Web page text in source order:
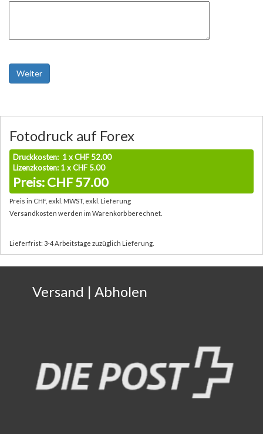
Weiter
Fotodruck auf Forex
Druckkosten: 1 x CHF 52.00
Lizenzkosten: 1 x CHF 5.00
Preis: CHF 57.00
Preis in CHF, exkl. MWST, exkl. Lieferung
Versandkosten werden im Warenkorb berechnet.
Lieferfrist: 3-4 Arbeitstage zuzüglich Lieferung.
Versand | Abholen